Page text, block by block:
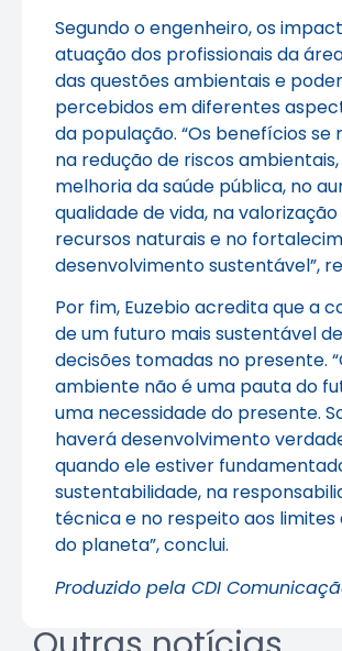
Segundo o engenheiro, os
atuação dos profissionais da
das questões ambientais e
percebidos em diferentes
da população. “Os benefícios
na redução de riscos
melhoria da saúde pública, no
qualidade de vida, na valorização
recursos naturais e no
desenvolvimento sustentável”,
Por fim, Euzebio acredita que a
de um futuro mais sustentável
decisões tomadas no presente.
ambiente não é uma pauta do
uma necessidade do presente.
haverá desenvolvimento
quando ele estiver
sustentabilidade, na
técnica e no respeito aos
do planeta”, conclui.
Produzido pela CDI